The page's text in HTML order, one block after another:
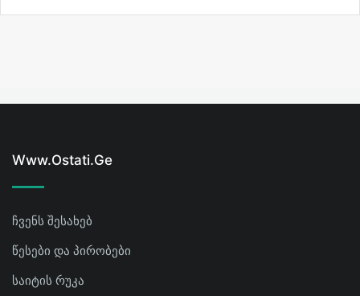
Www.ostati.ge
ჩვენს შესახებ
წესები და პირობები
საიტის რუკა